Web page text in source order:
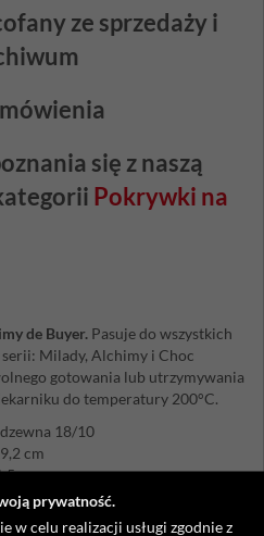
prywatność.
w celu realizacji usługi zgodnie z
ze sprzedaży i
się z naszą
Pokrywki na
de Buyer. Pasuje do wszystkich
Milady, Alchimy i Choc
gotowania lub utrzymywania
do temperatury 200°C.
18/10
cm
cm